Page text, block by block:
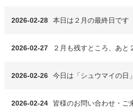
2026-02-28 本日は２月の最終日です
2026-02-27 ２月も残すところ、あと
2026-02-26 今日は「シュウマイの日
2026-02-24
皆様のお問い合わせ・ご